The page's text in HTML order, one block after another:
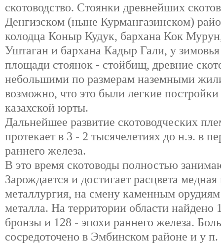
скотоводство. Стоянки древнейших
Денгизском (ныне Курмангазинском)
колодца Коныр Кудук, бархана Кок
Уштаган и бархана Кадыр Гали, у
площади стоянок - стойбищ, древние
небольшими по размерам наземными
возможно, что это были легкие
казахской юрты.
Дальнейшее развитие скотоводческих
протекает в 3 - 2 тысячелетиях до н.э. в
раннего железа.
В это время скотоводы полностью
Зарождается и достигает расцвета медная
металлургия, на смену каменным орудиям
металла. На территории области найдено
бронзы и 128 - эпохи раннего железа.
сосредоточено в Эмбинском районе и у